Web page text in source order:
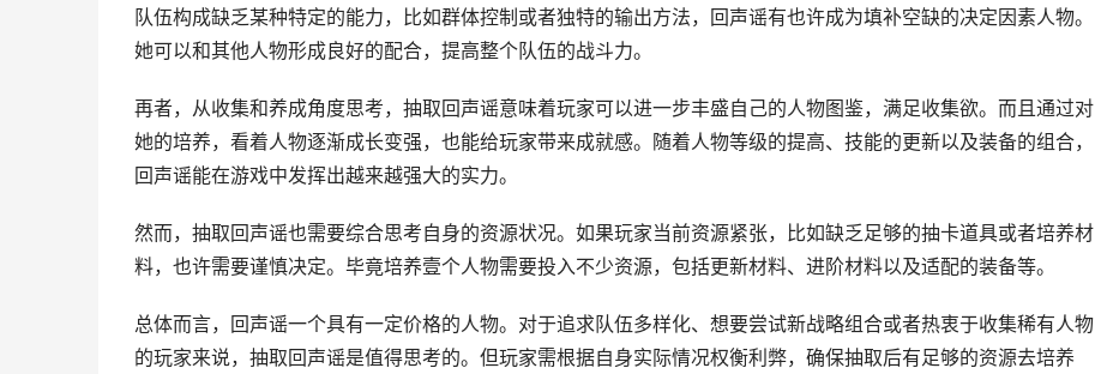
队伍构成缺乏某种特定的能力，比如群体控制或者独特的输出方法，回声谣有也许成为填补空缺的决定因素人物。
她可以和其他人物形成良好的配合，提高整个队伍的战斗力。
再者，从收集和养成角度思考，抽取回声谣意味着玩家可以进一步丰盛自己的人物图鉴，满足收集欲。而且通过对
她的培养，看着人物逐渐成长变强，也能给玩家带来成就感。随着人物等级的提高、技能的更新以及装备的组合，
回声谣能在游戏中发挥出越来越强大的实力。
然而，抽取回声谣也需要综合思考自身的资源状况。如果玩家当前资源紧张，比如缺乏足够的抽卡道具或者培养材
料，也许需要谨慎决定。毕竟培养壹个人物需要投入不少资源，包括更新材料、进阶材料以及适配的装备等。
总体而言，回声谣一个具有一定价格的人物。对于追求队伍多样化、想要尝试新战略组合或者热衷于收集稀有人物
的玩家来说，抽取回声谣是值得思考的。但玩家需根据自身实际情况权衡利弊，确保抽取后有足够的资源去培养